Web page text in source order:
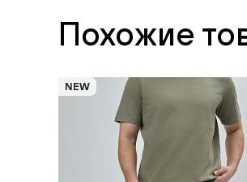
Похожие
NEW